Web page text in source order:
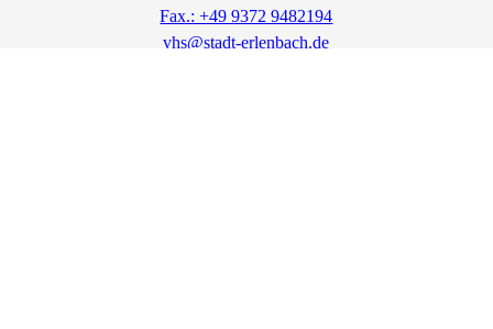
Fax.: +49 9372 9482194
vhs@stadt-erlenbach.de